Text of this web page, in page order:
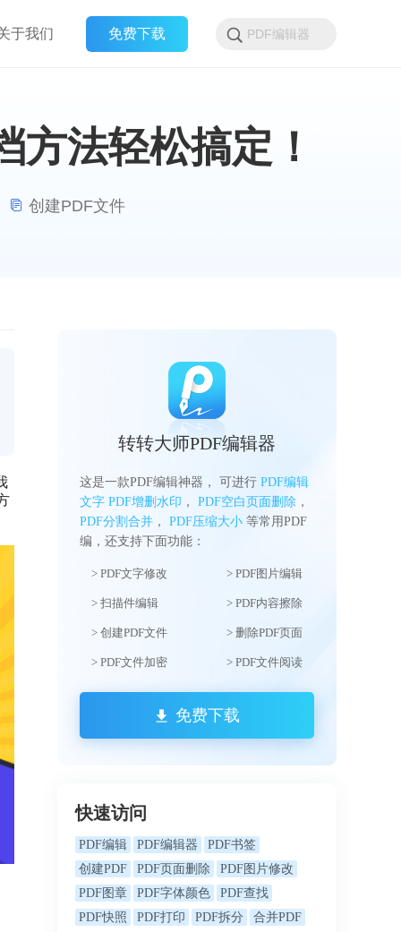
于我们 免费下载
法轻松搞定！
创建PDF文件
转转大师PDF编辑器
这是一款PDF编辑神器， 可进行 PDF编辑
文字 PDF增删水印 ， PDF空白页面删除 ，
PDF分割合并 ， PDF压缩大小 等常用PDF
编，还支持下面功能：
> PDF文字修改 > PDF图片编辑
> 扫描件编辑 > PDF内容擦除
> 创建PDF文件 > 删除PDF页面
> PDF文件加密 > PDF文件阅读
免费下载
快速访问
PDF编辑 PDF编辑器
PDF书签
创建PDF
PDF页面删除
PDF图片修改
PDF图章
PDF字体颜色
PDF查找
PDF快照
PDF打印 PDF拆分
合并PDF